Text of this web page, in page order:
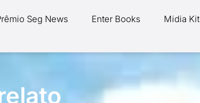
Seg News Enter Books Midia Kit